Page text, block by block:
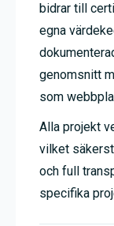
bidrar till
egna
genomsnitt
som
Alla projekt
vilket
och full
specifika